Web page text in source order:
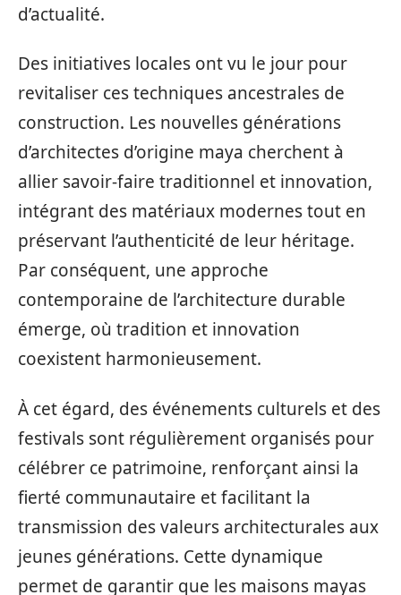
d’actualité.
Des initiatives locales ont vu le jour pour
revitaliser ces techniques ancestrales de
construction. Les nouvelles générations
d’architectes d’origine maya cherchent à
allier savoir-faire traditionnel et innovation,
intégrant des matériaux modernes tout en
préservant l’authenticité de leur héritage.
Par conséquent, une approche
contemporaine de l’architecture durable
émerge, où tradition et innovation
coexistent harmonieusement.
À cet égard, des événements culturels et des
festivals sont régulièrement organisés pour
célébrer ce patrimoine, renforçant ainsi la
fierté communautaire et facilitant la
transmission des valeurs architecturales aux
jeunes générations. Cette dynamique
permet de garantir que les maisons mayas